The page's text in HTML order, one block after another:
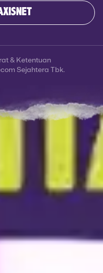
Sejahtera Tbk.
& Ketentuan